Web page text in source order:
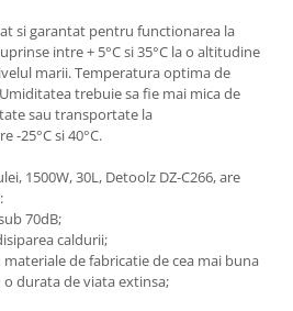
-
si garantat pentru functionarea la
intre + 5°C si 35°C la o altitudine
marii. Temperatura optima de
trebuie sa fie mai mica de
sau transportate la
-25°C si 40°C.
1500W, 30L, Detoolz DZ-C266, are
70dB;
caldurii;
de fabricatie de cea mai buna
durata de viata extinsa;